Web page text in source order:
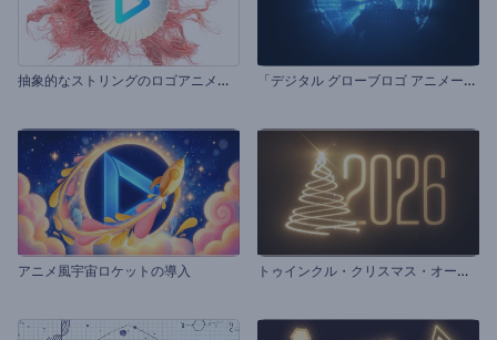
抽
象的なストリングのロゴアニメーション 「
デジタル グローブロゴ アニメーション」
アニメ風宇宙ロケットの導入 ト
ゥインクル・クリスマス・オープニング動画